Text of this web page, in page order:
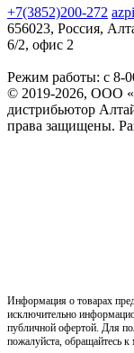
+7(3852)200-272
656023, Россия,
6/2, офис 2
Режим работы: с 8-
© 2019-2026, ООО
дистрибьютор
права защищены.
Информация о товарах
исключительно
публичной офертой. Для
пожалуйста, обращайтесь к